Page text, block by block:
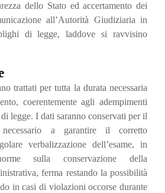
dello Stato ed accertamento dei
all’Autorità Giudiziaria in
di legge, laddove si ravvisino
trattati per tutta la durata necessaria
coerentemente agli adempimenti
legge. I dati saranno conservati per il
necessario a garantire il corretto
verbalizzazione dell’esame, in
sulla conservazione della
ferma restando la possibilità
in casi di violazioni occorse durante